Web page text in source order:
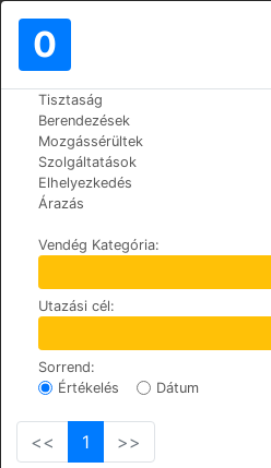
0
Tisztaság
Berendezések
Mozgássérültek
Szolgáltatások
Elhelyezkedés
Árazás
Vendég Kategória:
Utazási cél:
Sorrend:
Értékelés
Dátum
<< 1 >>
Világ>Spain
Club Siroco
+34 928 59 20 00
Avda. Islas Canarias, s/n, 35509